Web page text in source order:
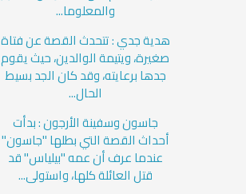
والمعلوما...
هدية جدي : تتحدث القصة عن فتاة
صغيرة، ويتيمة الوالدين، حيث يقوم
جدها برعايته، وقد كان الجد بسيط
الحال...
جاسون وسفينة الأرجون : بدأت
أحداث القصة التي بطلها "جاسون"
عندما عرف أن عمه "بيلياس" قد
قتل العائلة كلها، واستولى...